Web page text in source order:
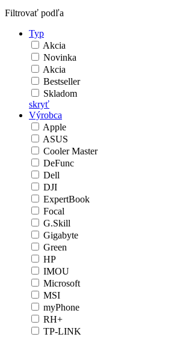
Filtrovať podľa
Typ
Akcia
Novinka
Akcia
Bestseller
Skladom
skryť
Výrobca
Apple
ASUS
Cooler Master
DeFunc
Dell
DJI
ExpertBook
Focal
G.Skill
Gigabyte
Green
HP
IMOU
Microsoft
MSI
myPhone
RH+
TP-LINK